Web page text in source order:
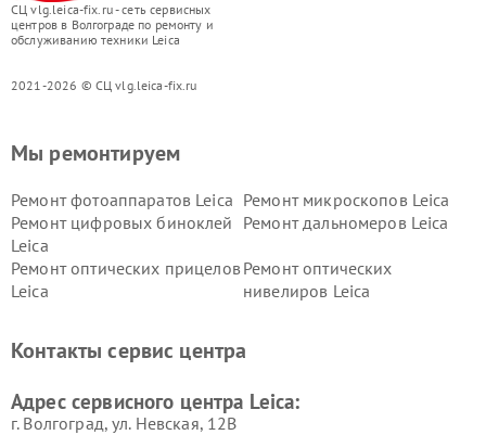
СЦ vlg.leica-fix.ru - сеть сервисных
центров в Волгограде по ремонту и
обслуживанию техники Leica
2021-2026 © СЦ vlg.leica-fix.ru
Мы ремонтируем
Ремонт фотоаппаратов Leica Ремонт микроскопов Leica
Ремонт цифровых биноклей
Leica
Ремонт дальномеров Leica
Ремонт оптических прицелов
Leica
Ремонт оптических
нивелиров Leica
Контакты сервис центра
Адрес сервисного центра Leica:
г. Волгоград, ул. Невская, 12В